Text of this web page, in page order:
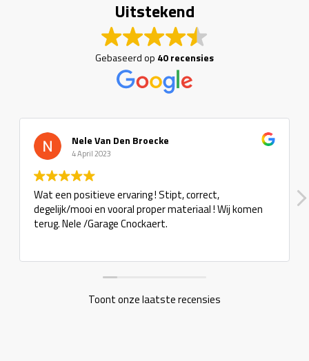
Uitstekend
Gebaseerd op 40 recensies
Nele Van Den Broecke
4 April 2023
Wat een positieve ervaring ! Stipt, correct,
degelijk/mooi en vooral proper materiaal ! Wij komen
terug. Nele /Garage Cnockaert.
Toont onze laatste recensies